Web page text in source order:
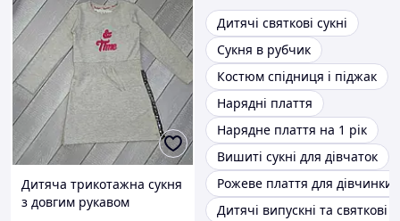
Дитяча трикотажна сукня
з довгим рукавом
Дитячі святкові сукні
Сукня в рубчик
Костюм спідниця і піджак
Нарядні плаття
Нарядне плаття на 1 рік
Вишиті сукні для дівчаток
Рожеве плаття для дівчинки
Дитячі випускні та святкові